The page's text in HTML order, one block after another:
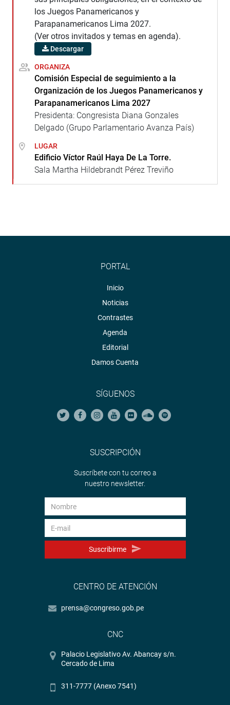
los Juegos Panamericanos y
Parapanamericanos Lima 2027.
(Ver otros invitados y temas en agenda).
Descargar
ORGANIZA
Comisión Especial de seguimiento a la
Organización de los Juegos Panamericanos y
Parapanamericanos Lima 2027
Presidenta: Congresista Diana Gonzales
Delgado (Grupo Parlamentario Avanza País)
LUGAR
Edificio Víctor Raúl Haya De La Torre.
Sala Martha Hildebrandt Pérez Treviño
PORTAL
Inicio
Noticias
Contrastes
Agenda
Editorial
Damos Cuenta
SÍGUENOS
SUSCRIPCIÓN
Suscríbete con tu correo a
nuestro newsletter.
Suscribirme
CENTRO DE ATENCIÓN
prensa@congreso.gob.pe
CNC
Palacio Legislativo Av. Abancay s/n.
Cercado de Lima
311-7777 (Anexo 7541)